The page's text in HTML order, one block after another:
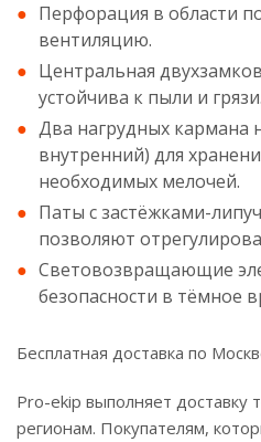
Перфорация в области
вентиляцию.
Центральная
устойчива к пыли и грязи.
Два нагрудных кармана
внутренний) для
необходимых мелочей.
Паты с застёжками-
позволяют
Световозвращающие
безопасности в тёмное
Бесплатная доставка по
Pro-ekip выполняет
регионам. Покупателям,